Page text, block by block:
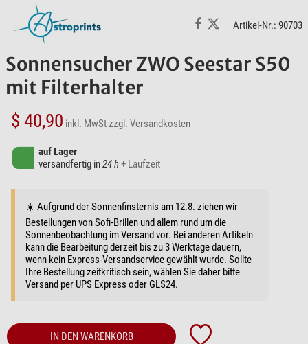
Artikel-Nr.: 90703
Sonnensucher ZWO Seestar S50
mit Filterhalter
$ 40,90 inkl. MwStzzgl. Versandkosten
auf Lager
versandfertig in24 h+ Laufzeit
☀️ Aufgrund der Sonnenfinsternis am 12.8. ziehen wir
Bestellungen von Sofi-Brillen und allem rund um die
Sonnenbeobachtung im Versand vor. Bei anderen Artikeln
kann die Bearbeitung derzeit bis zu 3 Werktage dauern,
wenn kein Express-Versandservice gewählt wurde. Sollte
Ihre Bestellung zeitkritisch sein, wählen Sie daher bitte
Versand per UPS Express oder GLS24.
IN DEN WARENKORB